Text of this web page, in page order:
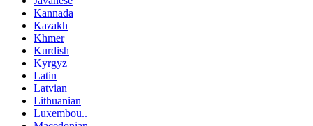
Kannada
Kazakh
Khmer
Kurdish
Kyrgyz
Latin
Latvian
Lithuanian
Luxembou..